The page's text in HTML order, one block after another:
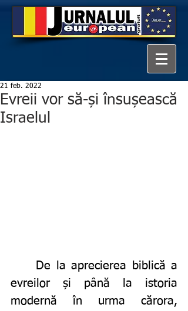
Evreii vor să-și însușească
Israelul
21 feb. 2022
evreilor și până la istoria
modernă în urma cărora,